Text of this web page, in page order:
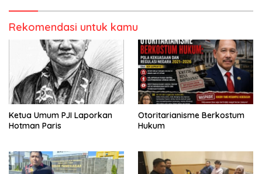
Rekomendasi untuk kamu
Ketua Umum PJI Laporkan
Hotman Paris
Otoritarianisme Berkostum
Hukum